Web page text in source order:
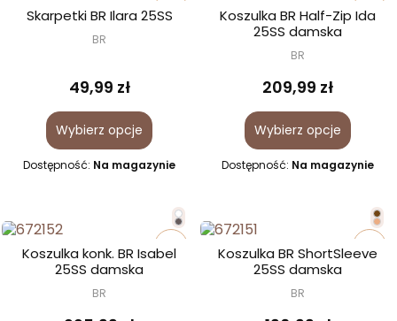
favorite_border
Skarpetki BR Ilara 25SS
BR
49,99 zł
Wybierz opcje
Dostępność: Na magazynie
favorite_border
Koszulka BR Half-Zip Ida
25SS damska
BR
209,99 zł
Wybierz opcje
Dostępność: Na magazynie
favorite_border
Koszulka konk. BR Isabel
25SS damska
BR
Koszulka BR ShortSleeve
25SS damska
BR